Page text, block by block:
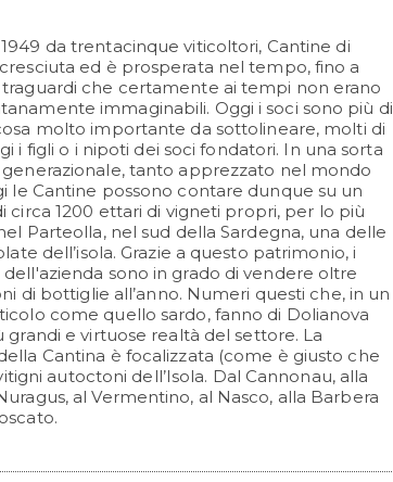
da trentacinque viticoltori, Cantine di
ed è prosperata nel tempo, fino a
che certamente ai tempi non erano
immaginabili. Oggi i soci sono più di
molto importante da sottolineare, molti di
i figli o i nipoti dei soci fondatori. In una sorta
generazionale, tanto apprezzato nel mondo
le Cantine possono contare dunque su un
circa 1200 ettari di vigneti propri, per lo più
Parteolla, nel sud della Sardegna, una delle
dell’isola. Grazie a questo patrimonio, i
sono in grado di vendere oltre
di bottiglie all’anno. Numeri questi che, in un
come quello sardo, fanno di Dolianova
grandi e virtuose realtà del settore. La
Cantina è focalizzata (come è giusto che
autoctoni dell’Isola. Dal Cannonau, alla
al Vermentino, al Nasco, alla Barbera